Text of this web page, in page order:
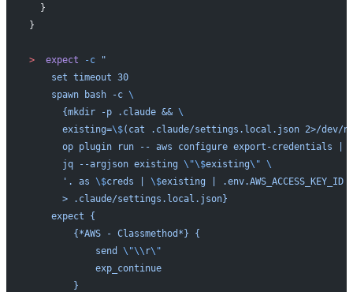
  }
}
>
  expect
-c "
    set timeout 30
    spawn bash -c
\
      {mkdir -p .claude &&
\
      existing=
\$(cat .claude/settings.local.json 2>/
      op plugin run -- aws configure export-credentials |
      jq --argjson existing
\"\$existing\" \
      '. as
\$creds | \$existing | .env.AWS_ACCESS_KEY_ID
      > .claude/settings.local.json}
    expect {
        {*AWS - Classmethod*} {
            send
\"\\ r\"
            exp_continue
        }